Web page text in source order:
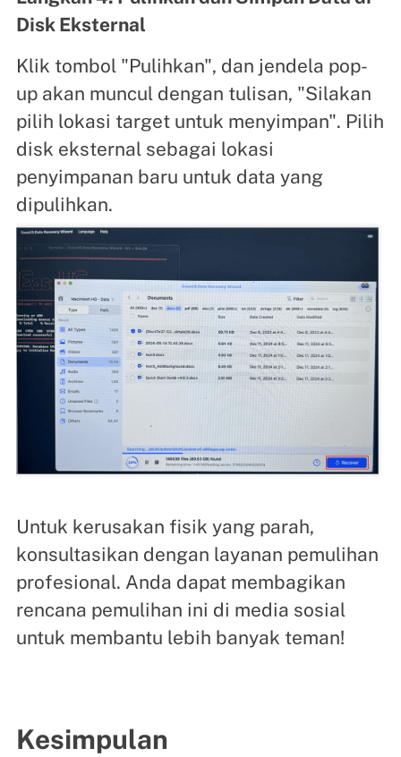
Disk Eksternal
Klik tombol "Pulihkan", dan jendela pop-
up akan muncul dengan tulisan, "Silakan
pilih lokasi target untuk menyimpan". Pilih
disk eksternal sebagai lokasi
penyimpanan baru untuk data yang
dipulihkan.
Untuk kerusakan fisik yang parah,
konsultasikan dengan layanan pemulihan
profesional. Anda dapat membagikan
rencana pemulihan ini di media sosial
untuk membantu lebih banyak teman!
Kesimpulan